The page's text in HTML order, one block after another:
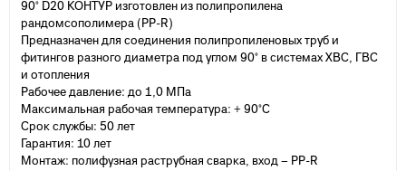
90° D20 КОНТУР изготовлен из полипропилена
рандомсополимера (PP-R)
Предназначен для соединения полипропиленовых труб и
фитингов разного диаметра под углом 90° в системах ХВС, ГВС
и отопления
Рабочее давление: до 1,0 МПа
Максимальная рабочая температура: + 90°С
Срок службы: 50 лет
Гарантия: 10 лет
Монтаж: полифузная раструбная сварка, вход – PP-R